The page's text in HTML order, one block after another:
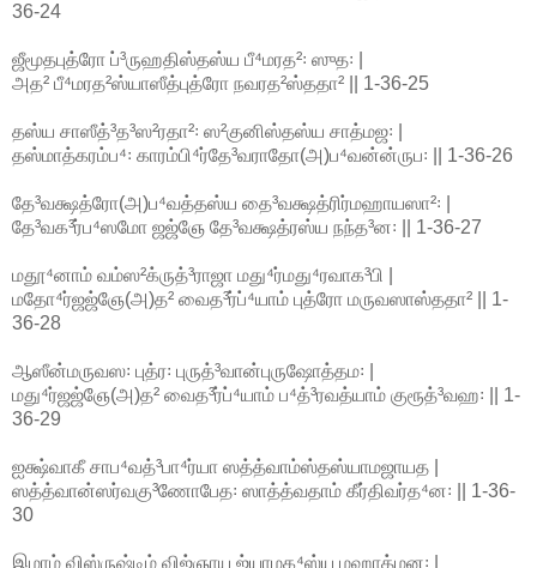
36-24
ஜீமூதபுத்ரோ ப்³ருஹதிஸ்தஸ்ய பீ⁴மரத²꞉ ஸுத꞉ |
அத² பீ⁴மரத²ஸ்யாஸீத்புத்ரோ நவரத²ஸ்ததா² || 1-36-25
தஸ்ய சாஸீத்³த³ஸ²ரதா²꞉ ஸ²குனிஸ்தஸ்ய சாத்மஜ꞉ |
தஸ்மாத்கரம்ப⁴꞉ காரம்பி⁴ர்தே³வராதோ(அ)ப⁴வன்ன்ருப꞉ || 1-36-26
தே³வக்ஷத்ரோ(அ)ப⁴வத்தஸ்ய தை³வக்ஷத்ரிர்மஹாயஸா²꞉ |
தே³வக³ர்ப⁴ஸமோ ஜஜ்ஞே தே³வக்ஷத்ரஸ்ய நந்த³ன꞉ || 1-36-27
மதூ⁴னாம் வம்ஸ²க்ருத்³ராஜா மது⁴ர்மது⁴ரவாக³பி |
மதோ⁴ர்ஜஜ்ஞே(அ)த² வைத³ர்ப்⁴யாம் புத்ரோ மருவஸாஸ்ததா² || 1-
36-28
ஆஸீன்மருவஸ꞉ புத்ர꞉ புருத்³வான்புருஷோத்தம꞉ |
மது⁴ர்ஜஜ்ஞே(அ)த² வைத³ர்ப்⁴யாம் ப⁴த்³ரவத்யாம் குரூத்³வஹ꞉ || 1-
36-29
ஐக்ஷ்வாகீ சாப⁴வத்³பா⁴ர்யா ஸத்த்வாம்ஸ்தஸ்யாமஜாயத |
ஸத்த்வான்ஸர்வகு³ணோபேத꞉ ஸாத்த்வதாம் கீர்திவர்த⁴ன꞉ || 1-36-
30
இமாம் விஸ்ருஷ்டிம் விஜ்ஞாய ஜ்யாமக⁴ஸ்ய மஹாத்மன꞉ |